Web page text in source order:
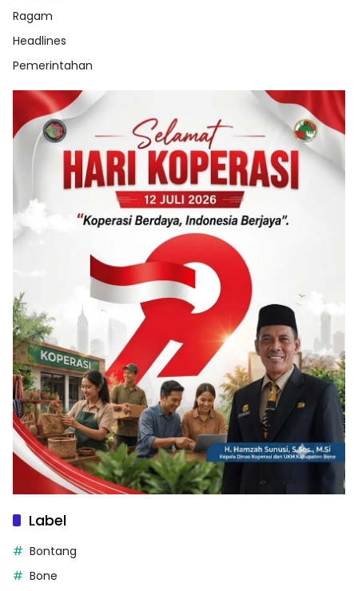
Ragam
Headlines
Pemerintahan
Label
Bontang
Bone